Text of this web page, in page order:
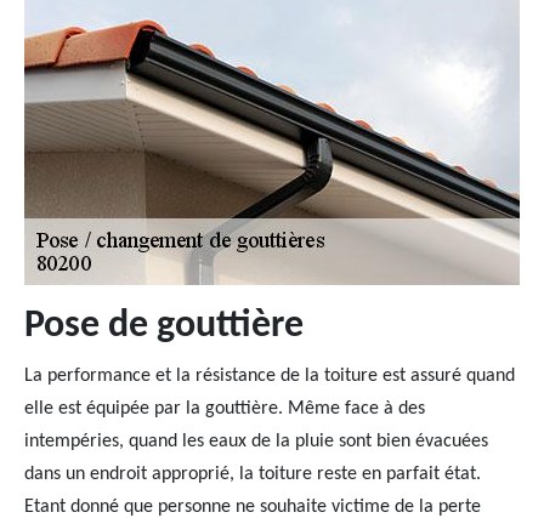
Pose de gouttière
La performance et la résistance de la toiture est assuré quand
elle est équipée par la gouttière. Même face à des
intempéries, quand les eaux de la pluie sont bien évacuées
dans un endroit approprié, la toiture reste en parfait état.
Etant donné que personne ne souhaite victime de la perte